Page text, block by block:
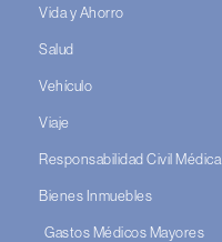
Vida y Ahorro
Salud
Vehículo
Viaje
Responsabilidad Civil Médica
Bienes Inmuebles
Gastos Médicos Mayores